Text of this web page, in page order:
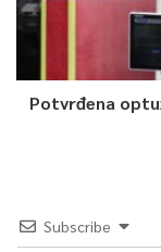
Potvrđena
Subscribe